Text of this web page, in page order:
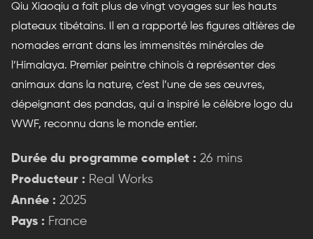
Qiu Xiaoqiu a fait plus de vingt voyages sur les hauts
plateaux tibétains. Il en a rapporté les figures altières de
nomades errant dans les immensités minérales de
l’Himalaya. Premier peintre chinois à représenter des
animaux dans la nature, c’est l’une de ses œuvres,
dépeignant des pandas, qui a inspiré le célèbre logo du
WWF, reconnu dans le monde entier.
Durée du programme complet : 26 mins
Producteur : Real Works
Année : 2025
Pays : France